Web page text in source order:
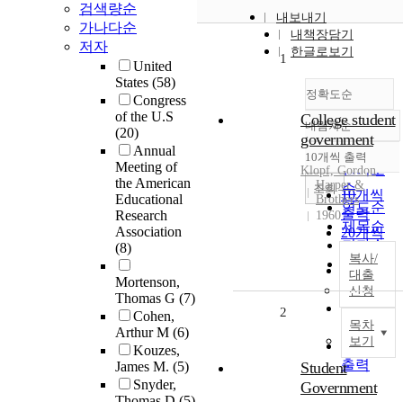
검색량순
가나다순
저자
United
States (58)
Congress
of the U.S
(20)
Annual
Meeting of
the American
Educational
Research
Association
(8)
Mortenson,
Thomas G (7)
Cohen,
Arthur M (6)
Kouzes,
James M. (5)
Snyder,
내보내기
내책장담기
한글로보기
정확도순
정확도
순
인기도
순
연도순
제목순
저자순
발행기
관순
내림차순
내림차순
10개씩 출력
10개씩
출력
20개씩
출력
30개씩
출력
50개씩
출력
100개씩
출력
조회
1
College student
government
Klopf, Gordon
Harper &
Brothers
1960
복사/
대출
신청
목차
보기
2
Student
Government